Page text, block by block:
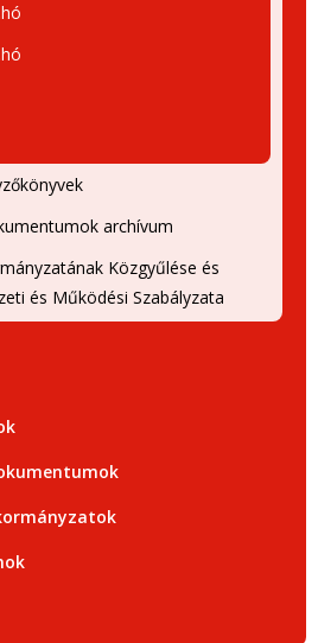
archívum
Közgyűlése és
és Működési Szabályzata